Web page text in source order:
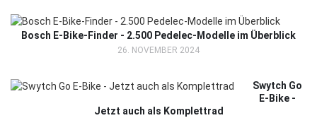
Bosch E-Bike-Finder - 2.500 Pedelec-Modelle im Überblick
26. NOVEMBER 2024
Swytch Go
E-Bike -
Jetzt auch als Komplettrad